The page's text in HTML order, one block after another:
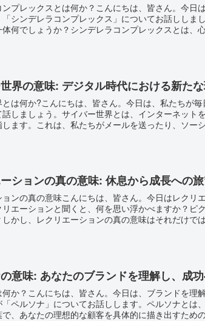
プレックスとは何か？こんにちは、皆さん。今日
シンデレラコンプレックス」についてお話ししま
何でしょうか？シンデレラコンプレックスとは、
界の意味: デジタル時代における新た
は何か?こんにちは、皆さん。今日は、私たちが
しましょう。サイバー世界とは、インターネット
ます。これは、私たちがメールを送ったり、ソー
ションの真の意味: 休息から成長への
ョンの真の意味こんにちは、皆さん。今日はレクリ
リエーションと聞くと、何を思い浮かべますか？ピ
かし、レクリエーションの真の意味はそれだけで
意味: あなたのブランドを理解し、成
か？こんにちは、皆さん。今日は、ブランドを理
ペルソナ」についてお話しします。ペルソナとは
、あなたの理想的な顧客を具体的に描き出すため